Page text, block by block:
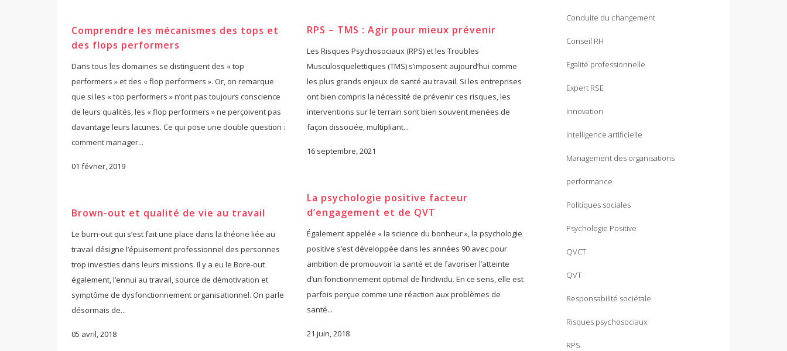
RPS – TMS : Agir pour mieux prévenir
Les Risques Psychosociaux (RPS) et les Troubles
Musculosquelettiques (TMS) s’imposent aujourd’hui comme
les plus grands enjeux de santé au travail. Si les entreprises
ont bien compris la nécessité de prévenir ces risques, les
interventions sur le terrain sont bien souvent menées de
façon dissociée, multipliant...
16 septembre, 2021
Comprendre les mécanismes des tops et
des flops performers
Dans tous les domaines se distinguent des « top
performers » et des « flop performers ». Or, on remarque
que si les « top performers » n’ont pas toujours conscience
de leurs qualités, les « flop performers » ne perçoivent pas
davantage leurs lacunes. Ce qui pose une double question :
comment manager...
01 février, 2019
La psychologie positive facteur
d’engagement et de QVT
Également appelée « la science du bonheur », la psychologie
positive s’est développée dans les années 90 avec pour
ambition de promouvoir la santé et de favoriser l’atteinte
d’un fonctionnement optimal de l’individu. En ce sens, elle est
parfois perçue comme une réaction aux problèmes de
santé...
21 juin, 2018
Brown-out et qualité de vie au travail
Le burn-out qui s’est fait une place dans la théorie liée au
travail désigne l’épuisement professionnel des personnes
trop investies dans leurs missions. Il y a eu le Bore-out
également, l’ennui au travail, source de démotivation et
symptôme de dysfonctionnement organisationnel. On parle
désormais de...
05 avril, 2018
Conduite du changement
Conseil RH
Egalité professionnelle
Expert RSE
Innovation
intelligence artificielle
Management des organisations
performance
Politiques sociales
Psychologie Positive
QVCT
QVT
Responsabilité sociétale
Risques psychosociaux
RPS